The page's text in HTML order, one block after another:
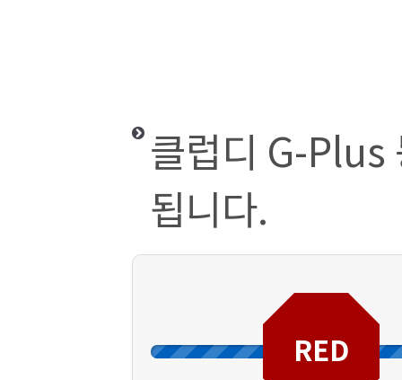
클럽디 G-Plus
됩니다.
RED